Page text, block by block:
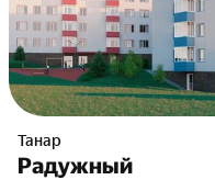
Танар
Радужный